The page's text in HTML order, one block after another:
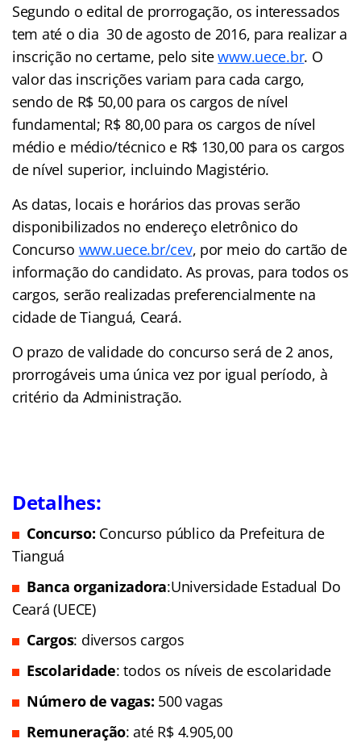
Segundo o edital de prorrogação, os interessados
tem até o dia 30 de agosto de 2016, para realizar a
inscrição no certame, pelo sitewww.uece.br. O
valor das inscrições variam para cada cargo,
sendo de R$ 50,00 para os cargos de nível
fundamental; R$ 80,00 para os cargos de nível
médio e médio/técnico e R$ 130,00 para os cargos
de nível superior, incluindo Magistério.
As datas, locais e horários das provas serão
disponibilizados no endereço eletrônico do
Concurso www.uece.br/cev, por meio do cartão de
informação do candidato. As provas, para todos os
cargos, serão realizadas preferencialmente na
cidade de Tianguá, Ceará.
O prazo de validade do concurso será de 2 anos,
prorrogáveis uma única vez por igual período, à
critério da Administração.
Detalhes:
Concurso: Concurso público da Prefeitura de
Tianguá
Banca organizadora:Universidade Estadual Do
Ceará (UECE)
Cargos: diversos cargos
Escolaridade: todos os níveis de escolaridade
Número de vagas: 500 vagas
Remuneração: até R$ 4.905,00